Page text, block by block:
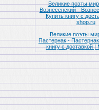
Великие поэты
Вознесенский -
Купить книгу с
shop.ru
Великие поэты
Пастернак -
книгу с доставкой |